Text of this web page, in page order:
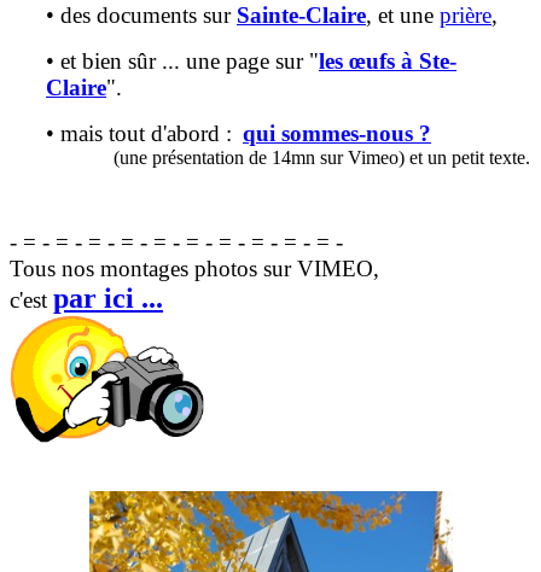
• des documents sur Sainte-Claire, et une prière,
• et bien sûr ... une page sur "les œufs à Ste-
Claire".
• mais tout d'abord : qui sommes-nous ?
(une présentation de 14mn sur Vimeo) et un petit texte.
- = - = - = - = - = - = - = - = - = - = -
Tous nos montages photos sur VIMEO,
c'est par ici ...